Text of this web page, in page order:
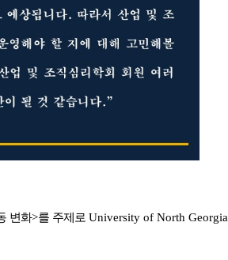
변화>를 주제로University of North Georgia